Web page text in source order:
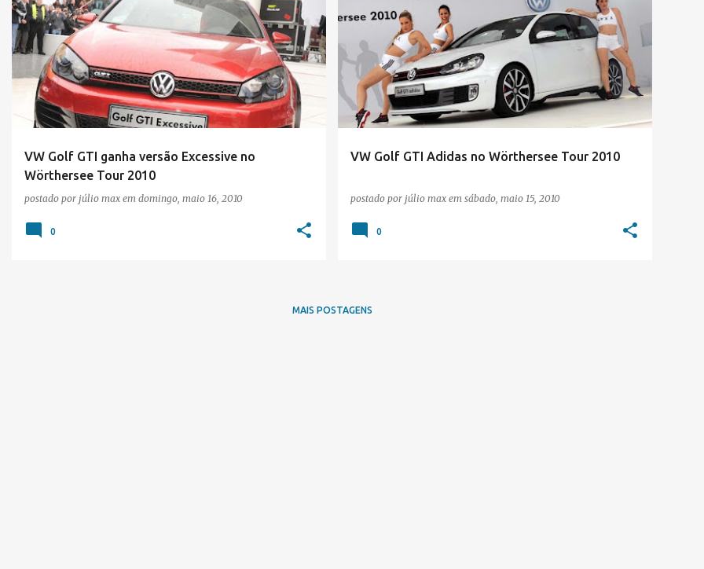
P
o
s
t
VW Golf GTI ganha versão Excessive no
Wörthersee Tour 2010
postado por júlio max em domingo, maio 16, 2010
VOLKSWAGEN WÖRTHERSEE TOUR 2010
0
VW Golf GTI Adidas no Wörthersee Tour 2010
postado por júlio max em sábado, maio 15, 2010
VOLKSWAGEN WÖRTHERSEE TOUR 2010
0
MAIS POSTAGENS